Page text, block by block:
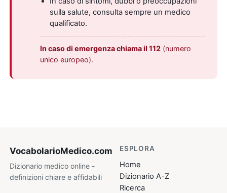
sulla salute, consulta sempre un medico
qualificato.
In caso di emergenza chiama il 112 (numero
unico europeo).
VocabolarioMedico.com
Dizionario medico online -
definizioni chiare e affidabili
ESPLORA
Home
Dizionario A-Z
Ricerca